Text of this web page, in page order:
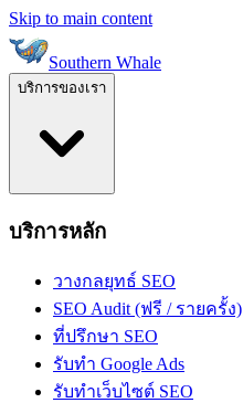
Skip to main content
Southern Whale
บริการของเรา
บริการหลัก
วางกลยุทธ์ SEO
SEO Audit (ฟรี / รายครั้ง)
ที่ปรึกษา SEO
รับทำ Google Ads
รับทำเว็บไซต์ SEO